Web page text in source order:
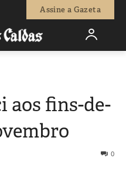
Assine a Gazeta
aos fins-de-
0